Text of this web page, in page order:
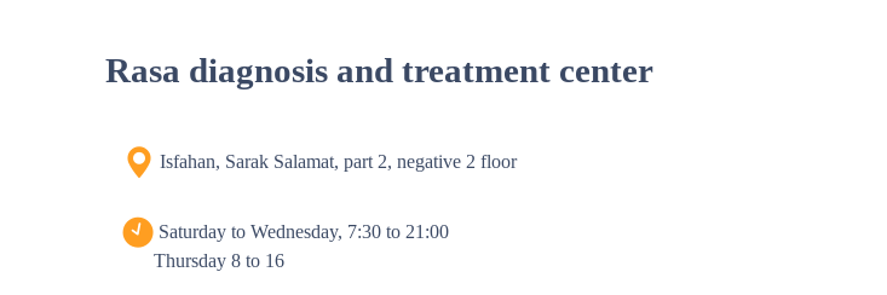
Rasa diagnosis and treatment center
Isfahan, Sarak Salamat, part 2, negative 2 floor
Saturday to Wednesday, 7:30 to 21:00
Thursday 8 to 16